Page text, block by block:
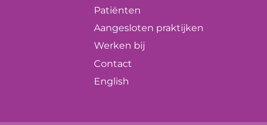
Patiënten
Aangesloten praktijken
Werken bij
Contact
English